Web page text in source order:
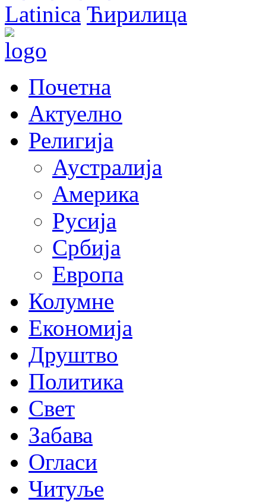
Latinica Ћирилица
Почетна
Актуелно
Религија
Аустралија
Америка
Русија
Србија
Европа
Колумне
Економија
Друштво
Политика
Свет
Забава
Огласи
Читуље